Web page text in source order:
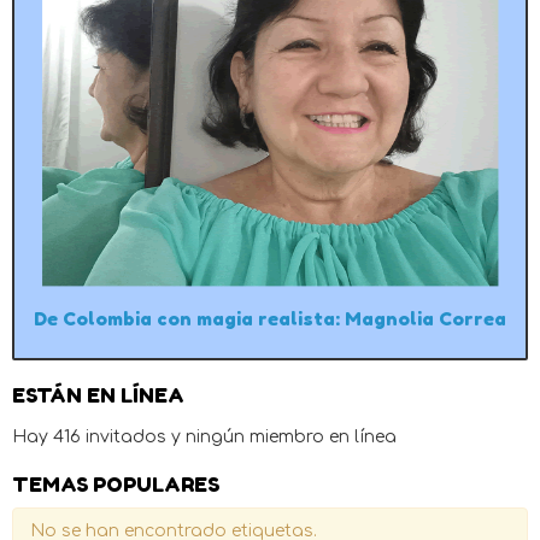
De Colombia con magia realista: Magnolia Correa
ESTÁN EN LÍNEA
Hay 416 invitados y ningún miembro en línea
TEMAS POPULARES
No se han encontrado etiquetas.